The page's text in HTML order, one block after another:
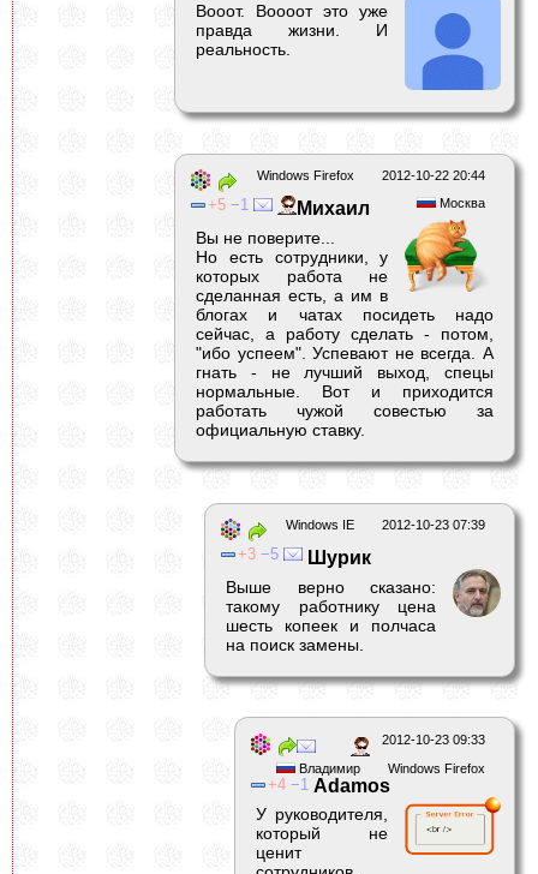
Вооот. Воооот это уже
правда жизни. И
реальность.
2012-10-22 20:44
Windows Firefox
Москва
5 1 Михаил
Вы не поверите...
Но есть сотрудники, у
которых работа не
сделанная есть, а им в
блогах и чатах посидеть надо
сейчас, а работу сделать - потом,
"ибо успеем". Успевают не всегда. А
гнать - не лучший выход, спецы
нормальные. Вот и приходится
работать чужой совестью за
официальную ставку.
2012-10-23 07:39
Windows IE
3 5 Шурик
Выше верно сказано:
такому работнику цена
шесть копеек и полчаса
на поиск замены.
2012-10-23 09:33
Windows Firefox
Владимир
4 1 Adamos
У руководителя,
который не
ценит